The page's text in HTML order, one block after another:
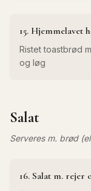
15. Hjemmelavet
Ristet toastbrød
og løg
Salat
Serveres m. brød
16. Salat m. rejer